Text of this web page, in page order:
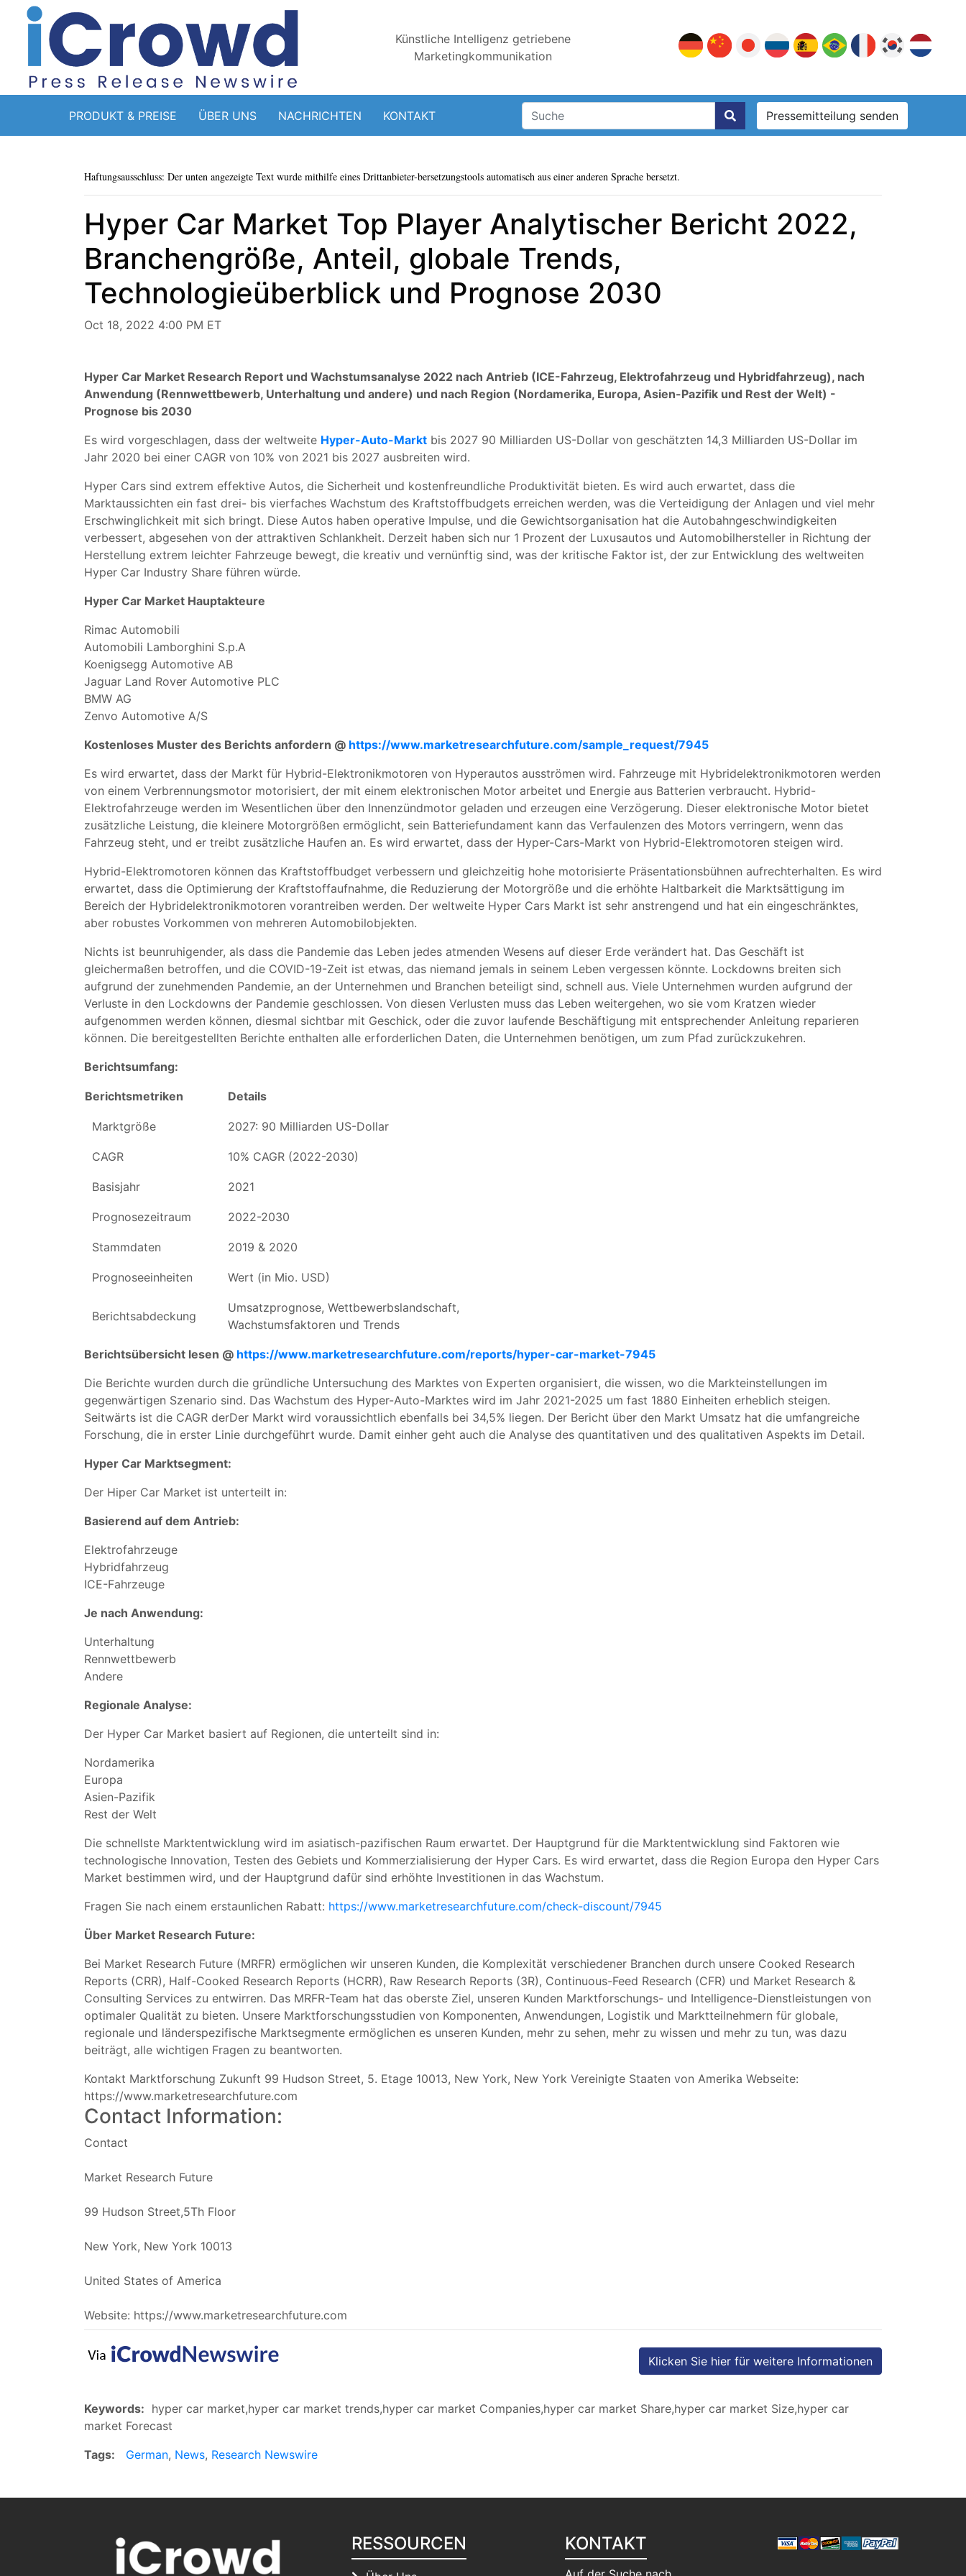
Künstliche Intelligenz getriebene
Marketingkommunikation
PRODUKT & PREISE ÜBER UNS NACHRICHTEN KONTAKT Pressemitteilung senden
Haftungsausschluss: Der unten angezeigte Text wurde mithilfe eines Drittanbieter-bersetzungstools automatisch aus einer anderen Sprache bersetzt.
Hyper Car Market Top Player Analytischer Bericht 2022,
Branchengröße, Anteil, globale Trends,
Technologieüberblick und Prognose 2030
Oct 18, 2022 4:00 PM ET
Hyper Car Market Research Report und Wachstumsanalyse 2022 nach Antrieb (ICE-Fahrzeug, Elektrofahrzeug und Hybridfahrzeug), nach
Anwendung (Rennwettbewerb, Unterhaltung und andere) und nach Region (Nordamerika, Europa, Asien-Pazifik und Rest der Welt) -
Prognose bis 2030
Es wird vorgeschlagen, dass der weltweite Hyper-Auto-Markt bis 2027 90 Milliarden US-Dollar von geschätzten 14,3 Milliarden US-Dollar im
Jahr 2020 bei einer CAGR von 10% von 2021 bis 2027 ausbreiten wird.
Hyper Cars sind extrem effektive Autos, die Sicherheit und kostenfreundliche Produktivität bieten. Es wird auch erwartet, dass die
Marktaussichten ein fast drei- bis vierfaches Wachstum des Kraftstoffbudgets erreichen werden, was die Verteidigung der Anlagen und viel mehr
Erschwinglichkeit mit sich bringt. Diese Autos haben operative Impulse, und die Gewichtsorganisation hat die Autobahngeschwindigkeiten
verbessert, abgesehen von der attraktiven Schlankheit. Derzeit haben sich nur 1 Prozent der Luxusautos und Automobilhersteller in Richtung der
Herstellung extrem leichter Fahrzeuge bewegt, die kreativ und vernünftig sind, was der kritische Faktor ist, der zur Entwicklung des weltweiten
Hyper Car Industry Share führen würde.
Hyper Car Market Hauptakteure
Rimac Automobili
Automobili Lamborghini S.p.A
Koenigsegg Automotive AB
Jaguar Land Rover Automotive PLC
BMW AG
Zenvo Automotive A/S
Kostenloses Muster des Berichts anfordern @ https://www.marketresearchfuture.com/sample_request/7945
Es wird erwartet, dass der Markt für Hybrid-Elektronikmotoren von Hyperautos ausströmen wird. Fahrzeuge mit Hybridelektronikmotoren werden
von einem Verbrennungsmotor motorisiert, der mit einem elektronischen Motor arbeitet und Energie aus Batterien verbraucht. Hybrid-
Elektrofahrzeuge werden im Wesentlichen über den Innenzündmotor geladen und erzeugen eine Verzögerung. Dieser elektronische Motor bietet
zusätzliche Leistung, die kleinere Motorgrößen ermöglicht, sein Batteriefundament kann das Verfaulenzen des Motors verringern, wenn das
Fahrzeug steht, und er treibt zusätzliche Haufen an. Es wird erwartet, dass der Hyper-Cars-Markt von Hybrid-Elektromotoren steigen wird.
Hybrid-Elektromotoren können das Kraftstoffbudget verbessern und gleichzeitig hohe motorisierte Präsentationsbühnen aufrechterhalten. Es wird
erwartet, dass die Optimierung der Kraftstoffaufnahme, die Reduzierung der Motorgröße und die erhöhte Haltbarkeit die Marktsättigung im
Bereich der Hybridelektronikmotoren vorantreiben werden. Der weltweite Hyper Cars Markt ist sehr anstrengend und hat ein eingeschränktes,
aber robustes Vorkommen von mehreren Automobilobjekten.
Nichts ist beunruhigender, als dass die Pandemie das Leben jedes atmenden Wesens auf dieser Erde verändert hat. Das Geschäft ist
gleichermaßen betroffen, und die COVID-19-Zeit ist etwas, das niemand jemals in seinem Leben vergessen könnte. Lockdowns breiten sich
aufgrund der zunehmenden Pandemie, an der Unternehmen und Branchen beteiligt sind, schnell aus. Viele Unternehmen wurden aufgrund der
Verluste in den Lockdowns der Pandemie geschlossen. Von diesen Verlusten muss das Leben weitergehen, wo sie vom Kratzen wieder
aufgenommen werden können, diesmal sichtbar mit Geschick, oder die zuvor laufende Beschäftigung mit entsprechender Anleitung reparieren
können. Die bereitgestellten Berichte enthalten alle erforderlichen Daten, die Unternehmen benötigen, um zum Pfad zurückzukehren.
Berichtsumfang:
Berichtsmetriken Details
Marktgröße 2027: 90 Milliarden US-Dollar
CAGR 10% CAGR (2022-2030)
Basisjahr 2021
Prognosezeitraum 2022-2030
Stammdaten 2019 & 2020
Prognoseeinheiten Wert (in Mio. USD)
Berichtsabdeckung
Umsatzprognose, Wettbewerbslandschaft,
Wachstumsfaktoren und Trends
Berichtsübersicht lesen @ https://www.marketresearchfuture.com/reports/hyper-car-market-7945
Die Berichte wurden durch die gründliche Untersuchung des Marktes von Experten organisiert, die wissen, wo die Markteinstellungen im
gegenwärtigen Szenario sind. Das Wachstum des Hyper-Auto-Marktes wird im Jahr 2021-2025 um fast 1880 Einheiten erheblich steigen.
Seitwärts ist die CAGR derDer Markt wird voraussichtlich ebenfalls bei 34,5% liegen. Der Bericht über den Markt Umsatz hat die umfangreiche
Forschung, die in erster Linie durchgeführt wurde. Damit einher geht auch die Analyse des quantitativen und des qualitativen Aspekts im Detail.
Hyper Car Marktsegment:
Der Hiper Car Market ist unterteilt in:
Basierend auf dem Antrieb:
Elektrofahrzeuge
Hybridfahrzeug
ICE-Fahrzeuge
Je nach Anwendung:
Unterhaltung
Rennwettbewerb
Andere
Regionale Analyse:
Der Hyper Car Market basiert auf Regionen, die unterteilt sind in:
Nordamerika
Europa
Asien-Pazifik
Rest der Welt
Die schnellste Marktentwicklung wird im asiatisch-pazifischen Raum erwartet. Der Hauptgrund für die Marktentwicklung sind Faktoren wie
technologische Innovation, Testen des Gebiets und Kommerzialisierung der Hyper Cars. Es wird erwartet, dass die Region Europa den Hyper Cars
Market bestimmen wird, und der Hauptgrund dafür sind erhöhte Investitionen in das Wachstum.
Fragen Sie nach einem erstaunlichen Rabatt: https://www.marketresearchfuture.com/check-discount/7945
Über Market Research Future:
Bei Market Research Future (MRFR) ermöglichen wir unseren Kunden, die Komplexität verschiedener Branchen durch unsere Cooked Research
Reports (CRR), Half-Cooked Research Reports (HCRR), Raw Research Reports (3R), Continuous-Feed Research (CFR) und Market Research &
Consulting Services zu entwirren. Das MRFR-Team hat das oberste Ziel, unseren Kunden Marktforschungs- und Intelligence-Dienstleistungen von
optimaler Qualität zu bieten. Unsere Marktforschungsstudien von Komponenten, Anwendungen, Logistik und Marktteilnehmern für globale,
regionale und länderspezifische Marktsegmente ermöglichen es unseren Kunden, mehr zu sehen, mehr zu wissen und mehr zu tun, was dazu
beiträgt, alle wichtigen Fragen zu beantworten.
Kontakt Marktforschung Zukunft 99 Hudson Street, 5. Etage 10013, New York, New York Vereinigte Staaten von Amerika Webseite:
https://www.marketresearchfuture.com
Contact Information:
Contact
Market Research Future
99 Hudson Street,5Th Floor
New York, New York 10013
United States of America
Website: https://www.marketresearchfuture.com
Klicken Sie hier für weitere Informationen
Keywords: hyper car market,hyper car market trends,hyper car market Companies,hyper car market Share,hyper car market Size,hyper car
market Forecast
Tags:
German, News, Research Newswire
RESSOURCEN KONTAKT